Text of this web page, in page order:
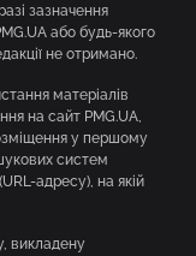
зазначення
або будь-якого
не отримано.
матеріалів
на сайт PMG.UA,
у першому
систем
адресу), на якій
викладену